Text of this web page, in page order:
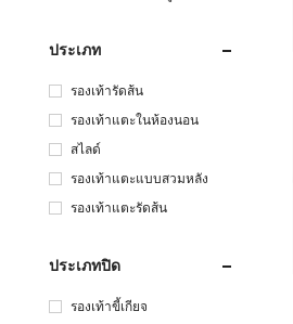
ประเภท
รองเท้ารัดส้น
รองเท้าแตะในห้องนอน
สไลด์
รองเท้าแตะแบบสวมหลัง
รองเท้าแตะรัดส้น
ประเภทปิด
รองเท้าขี้เกียจ